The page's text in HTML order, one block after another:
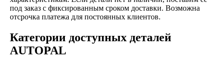
под заказ с фиксированным сроком доставки. Возможна
отсрочка платежа для постоянных клиентов.
Категории доступных деталей
AUTOPAL